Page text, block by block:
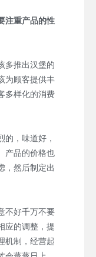
注重产品的性
推出汉堡的
为顾客提供丰
多样化的消费
，味道好，
产品的价格也
，然后制定出
好千万不要
应的调整，提
机制，经营起